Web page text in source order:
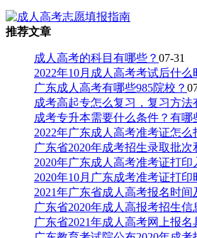
推荐文章
成人高考的科目有哪些？ 07-31
2022年10月成人高考考试后什么
广东成人高考有哪些985院校？
成考高起专怎么复习，复习方法
成考专升本需要什么条件？有哪
2022年广东成人高考准考证怎
广东省2020年成考招生录取批次
2020年广东成人高考准考证打
2020年10月广东成考准考证打印
2021年广东省成人高考报名时间
广东省2020年成人高报考招生
广东省2021年成人高考网上报